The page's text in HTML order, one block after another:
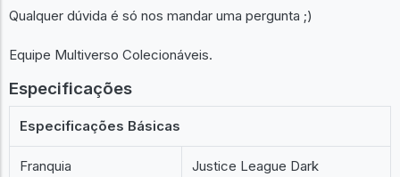
Qualquer dúvida é só nos mandar uma pergunta ;)
Equipe Multiverso Colecionáveis.
Especificações
Especificações Básicas
Franquia Justice League Dark